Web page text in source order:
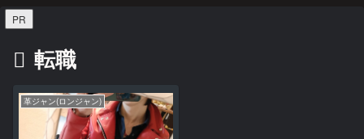
PR
転職
革ジャン(ロンジャン)